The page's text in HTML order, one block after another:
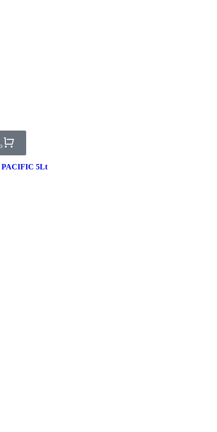
PACIFIC 5Lt